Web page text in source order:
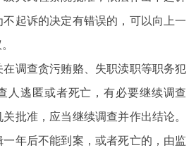
起诉的决定有错误的，可以向上一
调查贪污贿赂、失职渎职等职务犯
人逃匿或者死亡，有必要继续调查
批准，应当继续调查并作出结论。
年后不能到案，或者死亡的，由监